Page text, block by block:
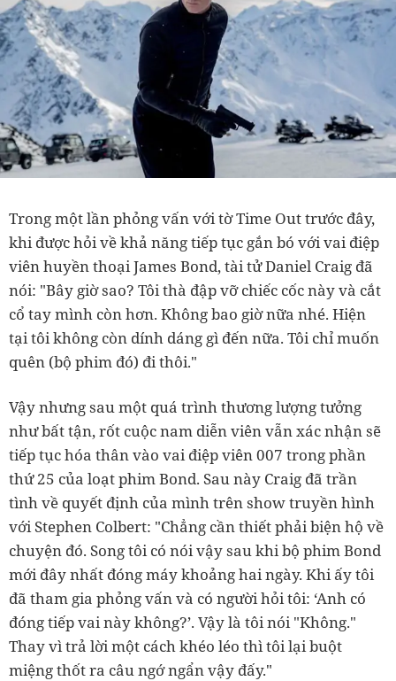
Trong một lần phỏng vấn với tờ Time Out trước đây,
khi được hỏi về khả năng tiếp tục gắn bó với vai điệp
viên huyền thoại James Bond, tài tử Daniel Craig đã
nói: "Bây giờ sao? Tôi thà đập vỡ chiếc cốc này và cắt
cổ tay mình còn hơn. Không bao giờ nữa nhé. Hiện
tại tôi không còn dính dáng gì đến nữa. Tôi chỉ muốn
quên (bộ phim đó) đi thôi."
Vậy nhưng sau một quá trình thương lượng tưởng
như bất tận, rốt cuộc nam diễn viên vẫn xác nhận sẽ
tiếp tục hóa thân vào vai điệp viên 007 trong phần
thứ 25 của loạt phim Bond. Sau này Craig đã trần
tình về quyết định của mình trên show truyền hình
với Stephen Colbert: "Chẳng cần thiết phải biện hộ về
chuyện đó. Song tôi có nói vậy sau khi bộ phim Bond
mới đây nhất đóng máy khoảng hai ngày. Khi ấy tôi
đã tham gia phỏng vấn và có người hỏi tôi: ‘Anh có
đóng tiếp vai này không?’. Vậy là tôi nói "Không."
Thay vì trả lời một cách khéo léo thì tôi lại buột
miệng thốt ra câu ngớ ngẩn vậy đấy."